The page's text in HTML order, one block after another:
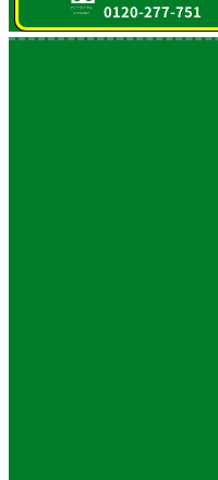
フリーダイヤル
スマホOK!! 0120-277-751